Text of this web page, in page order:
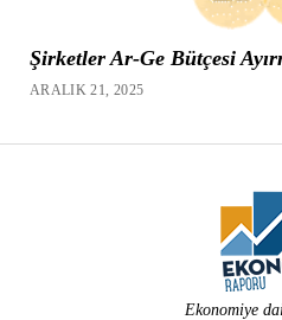
Şirketler Ar-Ge Bütçesi
ARALIK 21, 2025
Ekonomiye